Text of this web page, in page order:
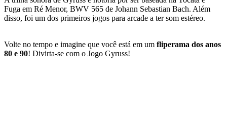
Fuga em Ré Menor, BWV 565 de Johann Sebastian Bach. Além
disso, foi um dos primeiros jogos para arcade a ter som estéreo.
Volte no tempo e imagine que você está em um fliperama dos anos
80 e 90! Divirta-se com o Jogo Gyruss!